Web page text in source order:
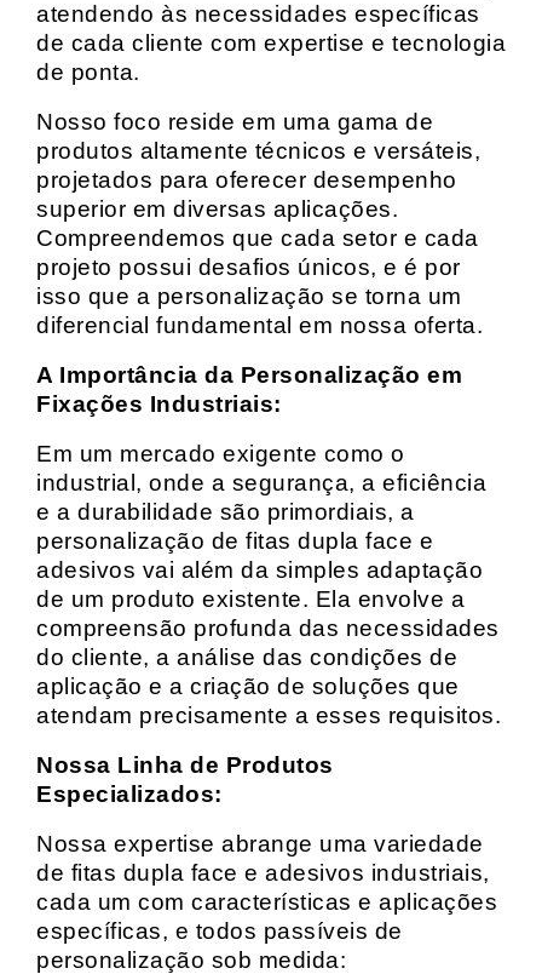
atendendo às necessidades específicas
de cada cliente com expertise e tecnologia
de ponta.
Nosso foco reside em uma gama de
produtos altamente técnicos e versáteis,
projetados para oferecer desempenho
superior em diversas aplicações.
Compreendemos que cada setor e cada
projeto possui desafios únicos, e é por
isso que a personalização se torna um
diferencial fundamental em nossa oferta.
A Importância da Personalização em
Fixações Industriais:
Em um mercado exigente como o
industrial, onde a segurança, a eficiência
e a durabilidade são primordiais, a
personalização de fitas dupla face e
adesivos vai além da simples adaptação
de um produto existente. Ela envolve a
compreensão profunda das necessidades
do cliente, a análise das condições de
aplicação e a criação de soluções que
atendam precisamente a esses requisitos.
Nossa Linha de Produtos
Especializados:
Nossa expertise abrange uma variedade
de fitas dupla face e adesivos industriais,
cada um com características e aplicações
específicas, e todos passíveis de
personalização sob medida: